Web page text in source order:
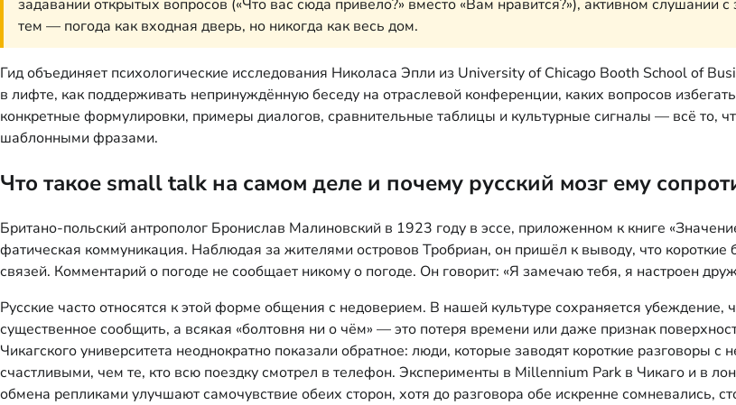
задавании открытых вопросов («Что вас сюда привело?» вместо «Вам нравится?»), активном
тем — погода как входная дверь, но никогда как весь дом.
Гид объединяет психологические исследования Николаса Эпли из University of Chicago Booth School of
в лифте, как поддерживать непринуждённую беседу на отраслевой конференции, каких вопросов
конкретные формулировки, примеры диалогов, сравнительные таблицы и культурные сигналы — всё то,
шаблонными фразами.
Что такое small talk на самом деле и почему русский мозг ему
Британо-польский антрополог Бронислав Малиновский в 1923 году в эссе, приложенном к книге
фатическая коммуникация. Наблюдая за жителями островов Тробриан, он пришёл к выводу, что
связей. Комментарий о погоде не сообщает никому о погоде. Он говорит: «Я замечаю тебя, я настроен
Русские часто относятся к этой форме общения с недоверием. В нашей культуре сохраняется убеждение,
существенное сообщить, а всякая «болтовня ни о чём» — это потеря времени или даже признак
Чикагского университета неоднократно показали обратное: люди, которые заводят короткие разговоры
счастливыми, чем те, кто всю поездку смотрел в телефон. Эксперименты в Millennium Park в Чикаго и в
обмена репликами улучшают самочувствие обеих сторон, хотя до разговора обе искренне сомневались,